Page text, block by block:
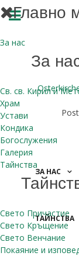
Главно
За нас
За
Св. св. Кирил и
Храм
Устави
Кондика
Богослужения
Галерия
Тайнства
Свето Причастие
Свето Кръщение
Свето Венчание
Покаяние и
ЗА НАС
ТАЙНСТВА